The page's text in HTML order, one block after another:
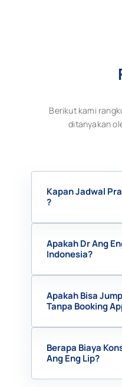
Berikut kami
ditanyakan
Kapan Jadwal
?
Apakah Dr Ang
Indonesia?
Apakah Bisa
Tanpa Booking
Berapa Biaya
Ang Eng Lip?